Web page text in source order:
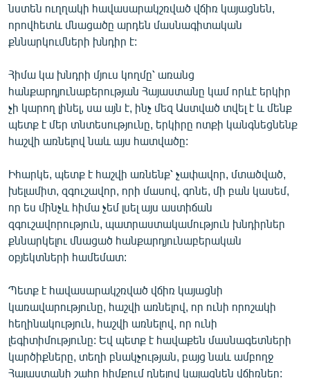
նստեն ուղղակի հավասարակշռված վճիռ կայացնեն,
որովհետև մնացածը արդեն մասնագիտական
քննարկումների խնդիր է:
Հիմա կա խնդրի մյուս կողմը՝ առանց
հանքարդյունաբերության Հայաստանը կամ որևէ երկիր
չի կարող լինել, սա այն է, ինչ մեզ Աստված տվել է և մենք
պետք է մեր տնտեսությունը, երկիրը ոտքի կանգնեցնենք
հաշվի առնելով նաև այս հատվածը:
Իհարկե, պետք է հաշվի առնենք՝ չափավոր, մտածված,
խելամիտ, զգուշավոր, որի մասով, գոնե, մի բան կասեմ,
որ ես մինչև հիմա չեմ լսել այս աստիճան
զգուշավորություն, պատրաստակամություն խնդիրներ
քննարկելու մնացած հանքարդյունաբերական
օբյեկտների համեմատ:
Պետք է հավասարակշռված վճիռ կայացնի
կառավարությունը, հաշվի առնելով, որ ունի որոշակի
հեղինակություն, հաշվի առնելով, որ ունի
լեգիտիմությունը: Եվ պետք է հավաքեն մասնագետների
կարծիքները, տեղի բնակչության, բայց նաև ամբողջ
Հայաստանի շահը հիմքում դնելով կայացնեն վճիռներ: